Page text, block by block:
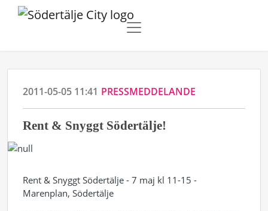
2011-05-05 11:41 PRESSMEDDELANDE
Rent & Snyggt Södertälje!
Rent & Snyggt Södertälje - 7 maj kl 11-15 -
Marenplan, Södertälje